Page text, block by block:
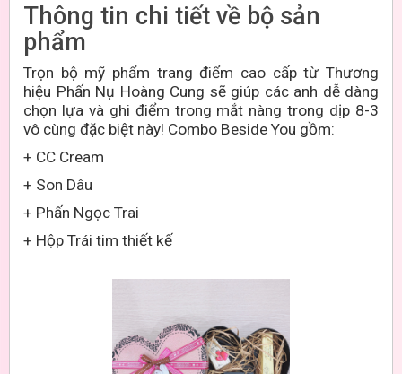
Thông tin chi tiết về bộ sản
phẩm
Trọn bộ mỹ phẩm trang điểm cao cấp từ Thương
hiệu Phấn Nụ Hoàng Cung sẽ giúp các anh dễ dàng
chọn lựa và ghi điểm trong mắt nàng trong dịp 8-3
vô cùng đặc biệt này! Combo Beside You gồm:
+ CC Cream
+ Son Dâu
+ Phấn Ngọc Trai
+ Hộp Trái tim thiết kế